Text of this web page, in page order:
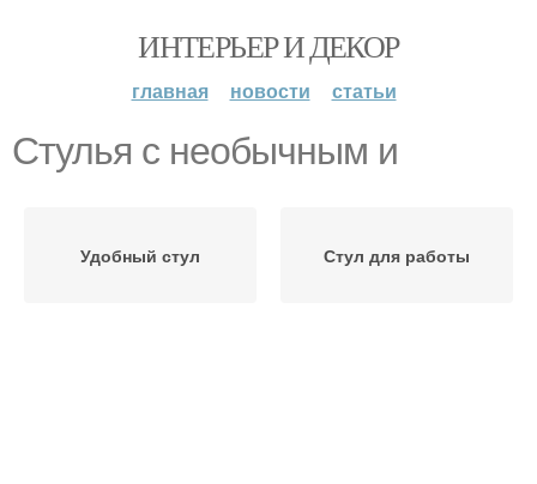
ИНТЕРЬЕР И ДЕКОР
главная новости статьи
Стулья с необычным и
Удобный стул Стул для работы